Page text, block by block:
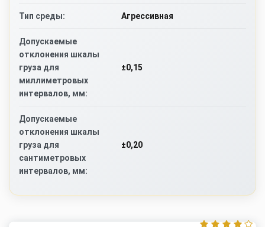
Тип среды: Агрессивная
Допускаемые
отклонения шкалы
груза для
миллиметровых
интервалов, мм:
±0,15
Допускаемые
отклонения шкалы
груза для
сантиметровых
интервалов, мм:
±0,20